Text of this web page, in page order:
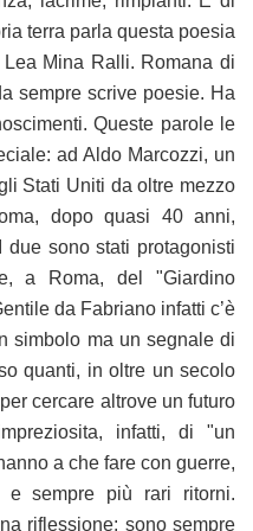
terra parla questa poesia
Mina Ralli. Romana di
sempre scrive poesie. Ha
Queste parole le
ad Aldo Marcozzi, un
Stati Uniti da oltre mezzo
dopo quasi 40 anni,
sono stati protagonisti
a Roma, del "Giardino
da Fabriano infatti c’è
simbolo ma un segnale di
quanti, in oltre un secolo
cercare altrove un futuro
infatti, di "un
a che fare con guerre,
e sempre più rari ritorni.
riflessione: sono sempre